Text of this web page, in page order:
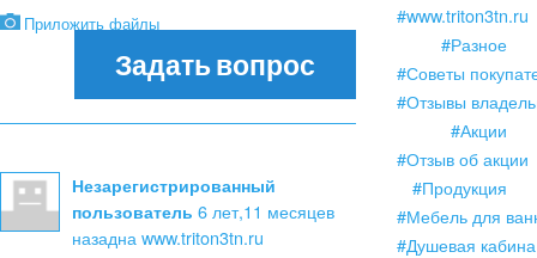
Приложить файлы
Задать вопрос
Незарегистрированный
пользователь 6 лет,11 месяцев
назадна www.triton3tn.ru
#www.triton3tn.ru
#Разное
#Советы
#Отзывы
#Акции
#Отзыв об акции
#Продукция
#Мебель для
#Душевая кабина